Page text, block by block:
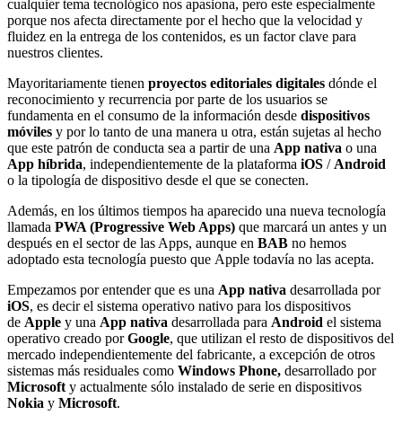
cualquier tema tecnológico nos apasiona, pero este especialmente
porque nos afecta directamente por el hecho que la velocidad y
fluidez en la entrega de los contenidos, es un factor clave para
nuestros clientes.
Mayoritariamente tienen proyectos editoriales digitales dónde el
reconocimiento y recurrencia por parte de los usuarios se
fundamenta en el consumo de la información desde dispositivos
móviles y por lo tanto de una manera u otra, están sujetas al hecho
que este patrón de conducta sea a partir de una App nativa o una
App híbrida, independientemente de la plataforma iOS / Android
o la tipología de dispositivo desde el que se conecten.
Además, en los últimos tiempos ha aparecido una nueva tecnología
llamada PWA (Progressive Web Apps) que marcará un antes y un
después en el sector de las Apps, aunque en BAB no hemos
adoptado esta tecnología puesto que Apple todavía no las acepta.
Empezamos por entender que es una App nativa desarrollada por
iOS, es decir el sistema operativo nativo para los dispositivos
de Apple y una App nativa desarrollada para Android el sistema
operativo creado porGoogle, que utilizan el resto de dispositivos del
mercado independientemente del fabricante, a excepción de otros
sistemas más residuales como Windows Phone, desarrollado por
Microsoft y actualmente sólo instalado de serie en dispositivos
Nokia y Microsoft.